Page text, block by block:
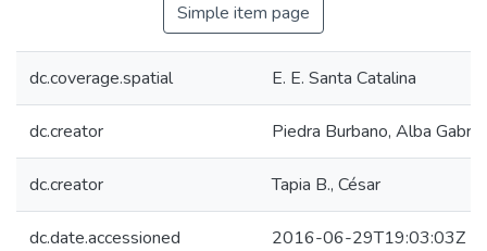
Simple item page
dc.coverage.spatial E. E. Santa Catalina
dc.creator Piedra Burbano, Alba
dc.creator Tapia B., César
dc.date.accessioned 2016-06-29T19:03:03Z